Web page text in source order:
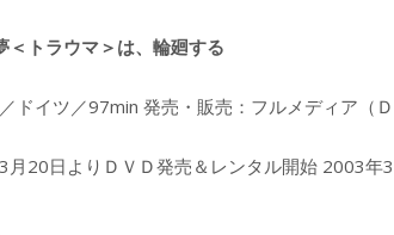
＜トラウマ＞は、輪廻する
ドイツ／97min 発売・販売：フルメディア（
月20日よりＤＶＤ発売＆レンタル開始 2003年